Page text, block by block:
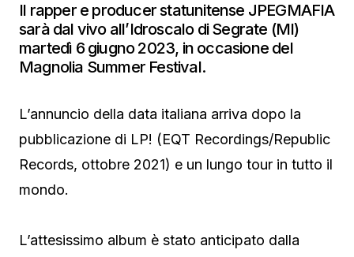
Il rapper e producer statunitense JPEGMAFIA
sarà dal vivo all’Idroscalo di Segrate (MI)
martedì 6 giugno 2023, in occasione del
Magnolia Summer Festival.
L’annuncio della data italiana arriva dopo la
pubblicazione di LP! (EQT Recordings/Republic
Records, ottobre 2021) e un lungo tour in tutto il
mondo.
L’attesissimo album è stato anticipato dalla